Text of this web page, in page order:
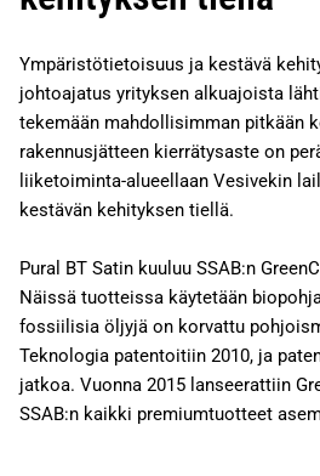
Ympäristötietoisuus ja kestävä
johtoajatus yrityksen alkuajoista
tekemään mahdollisimman pitkään
rakennusjätteen kierrätysaste on
liiketoiminta-alueellaan Vesivekin
kestävän kehityksen tiellä.
Pural BT Satin kuuluu SSAB:n
Näissä tuotteissa käytetään
fossiilisia öljyjä on korvattu
Teknologia patentoitiin 2010, ja
jatkoa. Vuonna 2015 lanseerattiin
SSAB:n kaikki premiumtuotteet